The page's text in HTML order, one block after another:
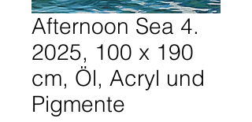
Afternoon Sea 4.
2025, 100 x 190
cm, Öl, Acryl und
Pigmente